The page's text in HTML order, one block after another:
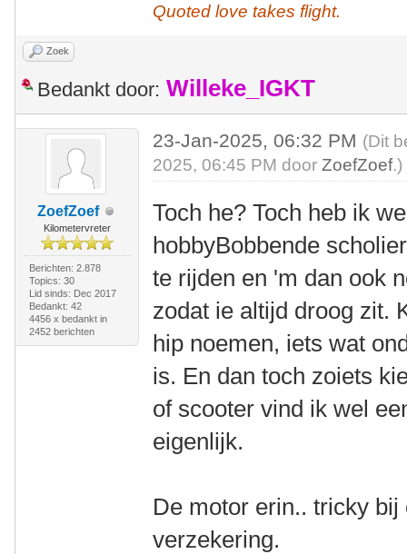
Quoted love takes flight.
Zoek
Bedankt door: Willeke_IGKT
ZoefZoef
Kilometervreter
Berichten: 2.878
Topics: 30
Lid sinds: Dec 2017
Bedankt: 42
4456 x bedankt in
2452 berichten
23-Jan-2025, 06:32 PM (Dit
2025, 06:45 PM doorZoefZoef.)
Toch he? Toch heb ik
hobbyBobbende
te rijden en 'm dan ook
zodat ie altijd droog zit.
hip noemen, iets wat
is. En dan toch zoiets
of scooter vind ik wel
eigenlijk.
De motor erin.. tricky
verzekering.